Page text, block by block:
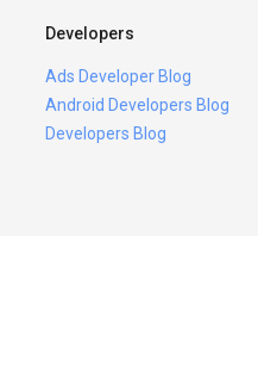
Developers
Ads Developer Blog
Android Developers Blog
Developers Blog